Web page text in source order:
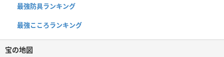
最強防具ランキング
最強こころランキング
宝の地図